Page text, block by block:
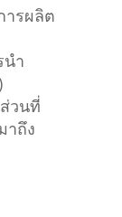
ารผลิต
นำ
วนที่
าถึง